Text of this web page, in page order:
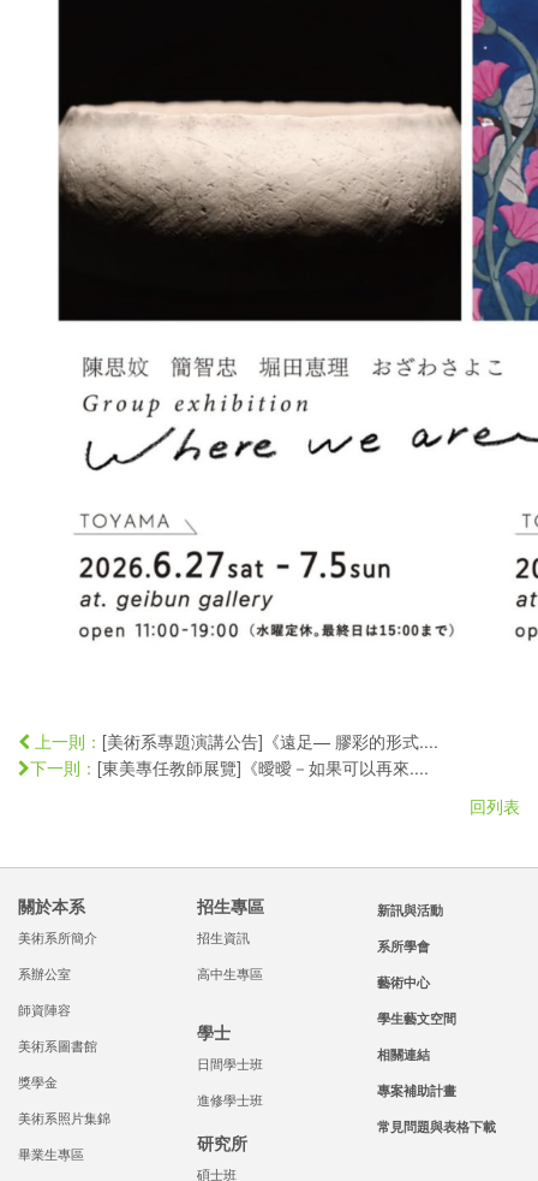
上一則： [美術系專題演講公告]《遠足— 膠彩的形式....
下一則： [東美專任教師展覽]《曖曖－如果可以再來....
回列表
關於本系
美術系所簡介
系辦公室
師資陣容
美術系圖書館
獎學金
美術系照片集錦
畢業生專區
招生專區
招生資訊
高中生專區
學士
日間學士班
進修學士班
研究所
碩士班
新訊與活動
系所學會
藝術中心
學生藝文空間
相關連結
專案補助計畫
常見問題與表格下載